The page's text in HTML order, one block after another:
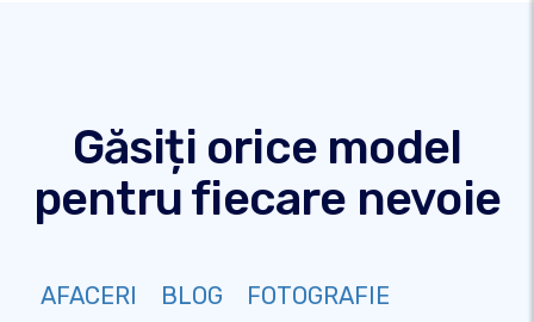
Găsiți orice model
pentru fiecare nevoie
AFACERI BLOG
FOTOGRAFIE